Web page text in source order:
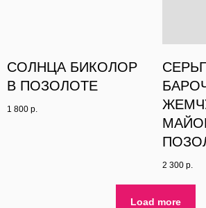
СОЛНЦА БИКОЛОР
В ПОЗОЛОТЕ
1 800 р.
2 300 р.
Load more